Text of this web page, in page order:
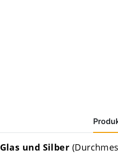
Glas und Silber